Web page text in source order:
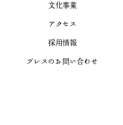
文化事業
アクセス
採用情報
プレスのお問い合わせ